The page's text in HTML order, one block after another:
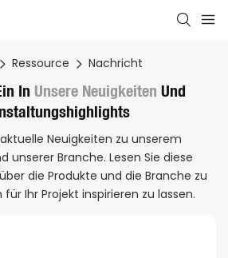
Ressource Nachricht
In Unsere Neuigkeiten Und
Neuigkeiten zu unserem
unserer Branche. Lesen Sie diese
die Produkte und die Branche zu
Ihr Projekt inspirieren zu lassen.